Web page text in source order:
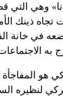
وهي التي
ذينك
في خانة
هو
لنظيره